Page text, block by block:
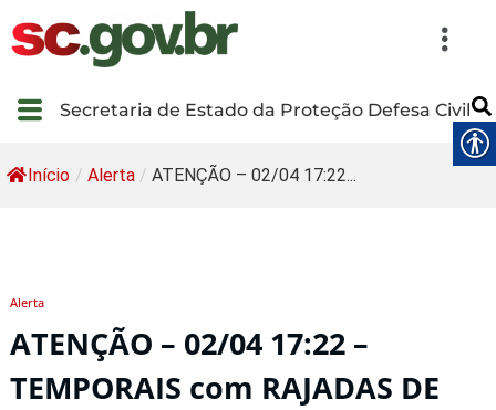
Secretaria de Estado da Proteção Defesa Civil
Início / Alerta / ATENÇÃO – 02/04 17:22...
Alerta
ATENÇÃO – 02/04 17:22 –
TEMPORAIS com RAJADAS DE